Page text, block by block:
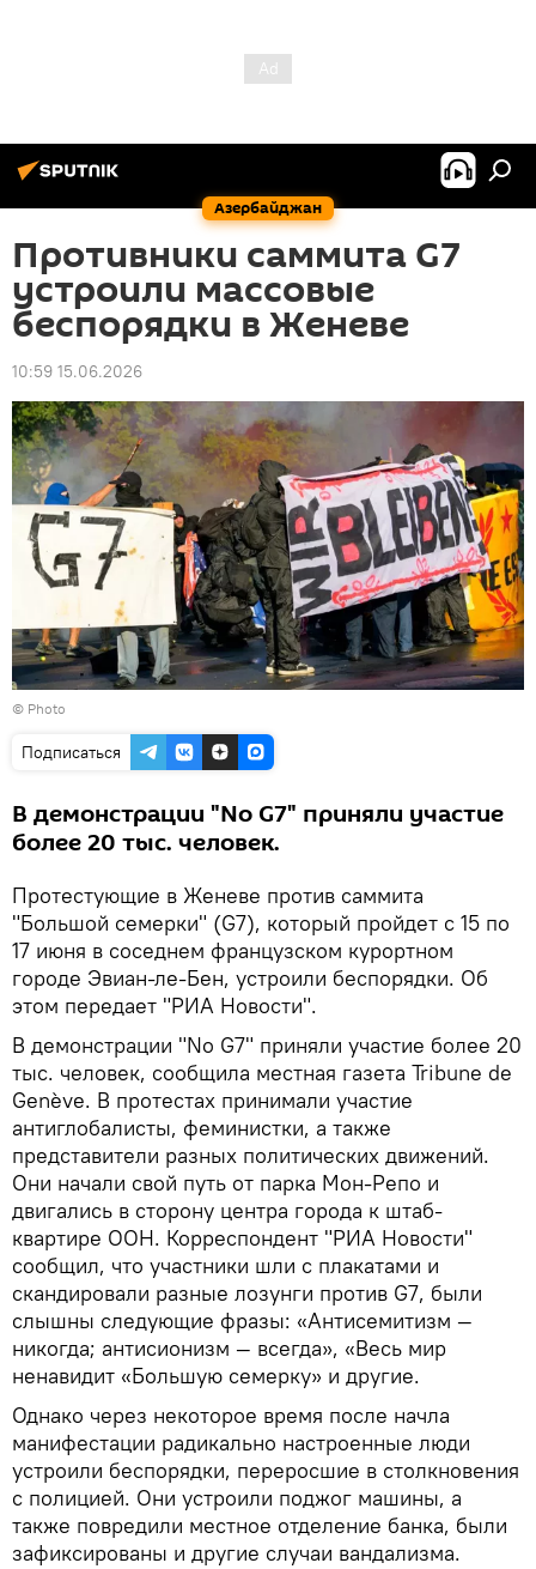
Азербайджан
Противники саммита G7
устроили массовые
беспорядки в Женеве
10:59 15.06.2026
© Photo
Подписаться
В демонстрации "No G7" приняли участие
более 20 тыс. человек.
Протестующие в Женеве против саммита
"Большой семерки" (G7), который пройдет c 15 по
17 июня в соседнем французском курортном
городе Эвиан-ле-Бен, устроили беспорядки. Об
этом передает "РИА Новости".
В демонстрации "No G7" приняли участие более 20
тыс. человек, сообщила местная газета Tribune de
Genève. В протестах принимали участие
антиглобалисты, феминистки, а также
представители разных политических движений.
Они начали свой путь от парка Мон-Репо и
двигались в сторону центра города к штаб-
квартире ООН. Корреспондент "РИА Новости"
сообщил, что участники шли с плакатами и
скандировали разные лозунги против G7, были
слышны следующие фразы: «Антисемитизм —
никогда; антисионизм — всегда», «Весь мир
ненавидит «Большую семерку» и другие.
Однако через некоторое время после начла
манифестации радикально настроенные люди
устроили беспорядки, переросшие в столкновения
с полицией. Они устроили поджог машины, а
также повредили местное отделение банка, были
зафиксированы и другие случаи вандализма.